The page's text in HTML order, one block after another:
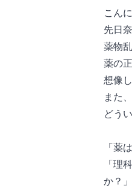
こん
先日
薬物
薬の
想像
また
どう
「薬
「理
か？」